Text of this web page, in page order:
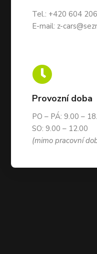
Tel.: +420 604
E-mail: z-

Provozní doba
PO – PÁ: 9.00 –
SO: 9.00 – 12.00
(mimo pracovní